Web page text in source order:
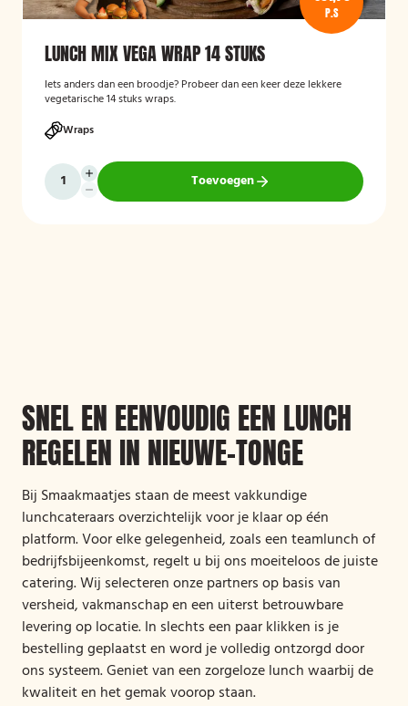
P.S
LUNCH MIX VEGA WRAP 14 STUKS
Iets anders dan een broodje? Probeer dan een keer deze lekkere
vegetarische 14 stuks wraps.
Wraps
Toevoegen
SNEL EN EENVOUDIG EEN LUNCH
REGELEN IN NIEUWE-TONGE
Bij Smaakmaatjes staan de meest vakkundige
lunchcateraars overzichtelijk voor je klaar op één
platform. Voor elke gelegenheid, zoals een teamlunch of
bedrijfsbijeenkomst, regelt u bij ons moeiteloos de juiste
catering. Wij selecteren onze partners op basis van
versheid, vakmanschap en een uiterst betrouwbare
levering op locatie. In slechts een paar klikken is je
bestelling geplaatst en word je volledig ontzorgd door
ons systeem. Geniet van een zorgeloze lunch waarbij de
kwaliteit en het gemak voorop staan.